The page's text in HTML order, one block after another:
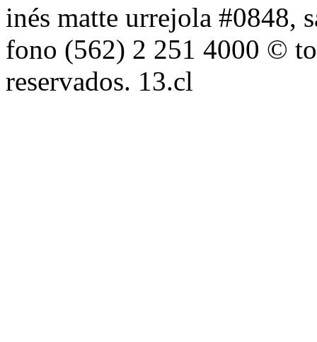
inés matte urrejola #0848,
fono (562) 2 251 4000 ©
reservados. 13.cl